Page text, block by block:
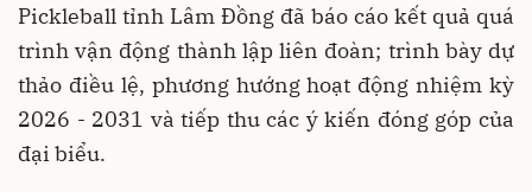
Pickleball tỉnh Lâm Đồng đã báo cáo kết quả quá
trình vận động thành lập liên đoàn; trình bày dự
thảo điều lệ, phương hướng hoạt động nhiệm kỳ
2026 - 2031 và tiếp thu các ý kiến đóng góp của
đại biểu.